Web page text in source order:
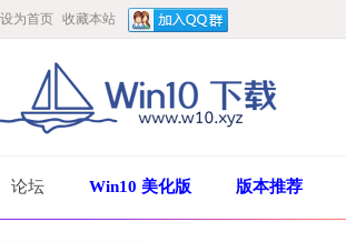
设为首页 收藏本站
论坛 Win10 美化版 版本推荐